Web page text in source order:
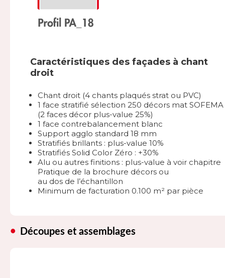
Caractéristiques des façades à chant
droit
Chant droit (4 chants plaqués strat ou PVC)
1 face stratifié sélection 250 décors mat SOFEMA
(2 faces décor plus-value 25%)
1 face contrebalancement blanc
Support agglo standard 18 mm
Stratifiés brillants : plus-value 10%
Stratifiés Solid Color Zéro : +30%
Alu ou autres finitions : plus-value à voir chapitre
Pratique de la brochure décors ou
au dos de l’échantillon
Minimum de facturation 0.100 m² par pièce
Découpes et assemblages